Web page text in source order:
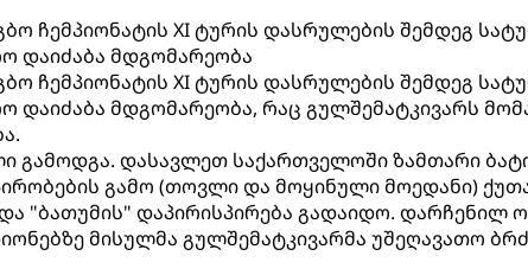
ჩემპიონატის XI ტურის დასრულების შემდეგ
დაიძაბა მდგომარეობა
ჩემპიონატის XI ტურის დასრულების შემდეგ
დაიძაბა მდგომარეობა, რაც გულშემატკივარს
გამოდგა. დასავლეთ საქართველოში ზამთარი
გამო (თოვლი და მოყინული მოედანი)
"ბათუმის" დაპირისპირება გადაიდო. დარჩენილ
მისულმა გულშემატკივარმა უშეღავათო